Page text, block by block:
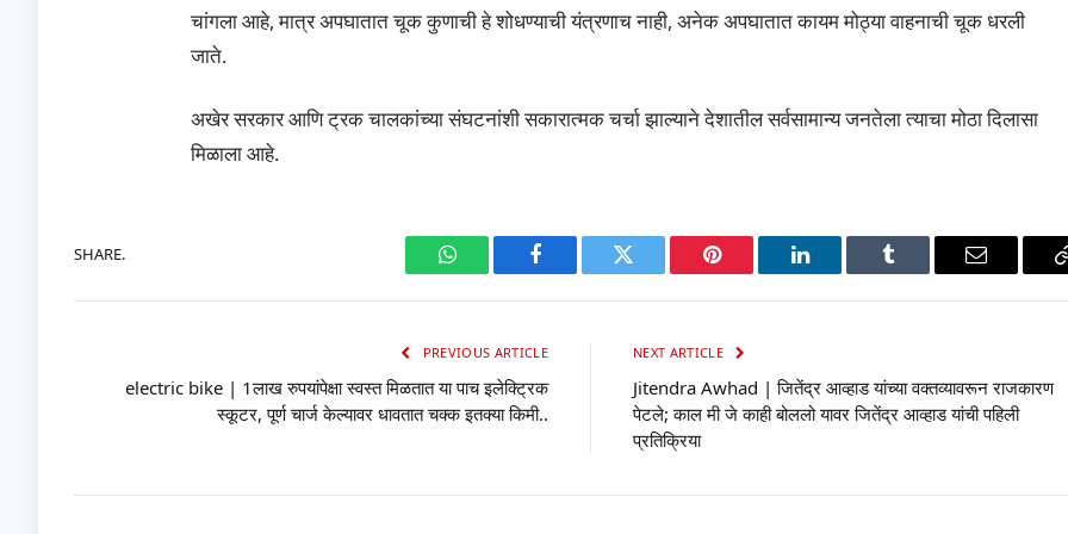
चांगला आहे, मात्र अपघातात चूक कुणाची हे शोधण्याची यंत्रणाच नाही, अनेक अपघातात कायम मोठ्या वाहनाची चूक धरली
जाते.
अखेर सरकार आणि ट्रक चालकांच्या संघटनांशी सकारात्मक चर्चा झाल्याने देशातील सर्वसामान्य जनतेला त्याचा मोठा दिलासा
मिळाला आहे.
SHARE.
WhatsAppFacebook Twitter Pinterest LinkedIn Tumblr Email
PREVIOUS ARTICLE
electric bike | 1लाख रुपयांपेक्षा स्वस्त मिळतात या पाच इलेक्ट्रिक
स्कूटर, पूर्ण चार्ज केल्यावर धावतात चक्क इतक्या किमी..
NEXT ARTICLE
Jitendra Awhad | जितेंद्र आव्हाड यांच्या वक्तव्यावरून राजकारण
पेटले; काल मी जे काही बोललो यावर जितेंद्र आव्हाड यांची पहिली
प्रतिक्रिया